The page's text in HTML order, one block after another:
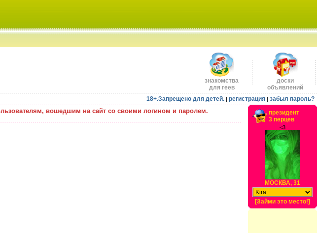
знакомства
для геев
доски
объявлений
18+.Запрещено для детей. | регистрация | забыл пароль?
вошедшим на сайт со своими логином и паролем.
президент
3 перцев
<3
МОСКВА, 31
[Займи это место!]